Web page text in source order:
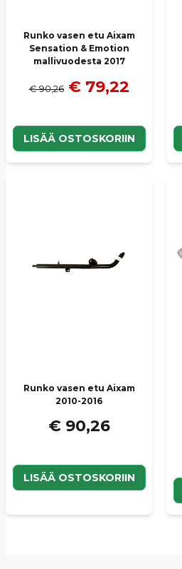
Runko vasen etu Aixam
Sensation & Emotion
mallivuodesta 2017
€ 90,26 € 79,22
LISÄÄ OSTOSKORIIN
Runko vasen etu Aixam
2010-2016
€ 90,26
LISÄÄ OSTOSKORIIN